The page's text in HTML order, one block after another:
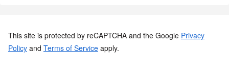
This site is protected by reCAPTCHA and the Google Privacy
Policy and Terms of Service apply.